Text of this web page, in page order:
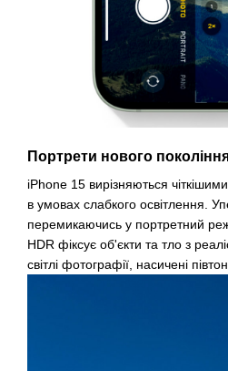
Портрети нового
iPhone 15 вирізняються
в умовах слабкого освітлення.
перемикаючись у портретний
HDR фіксує об'єкти та тло з
світлі фотографії, насичені